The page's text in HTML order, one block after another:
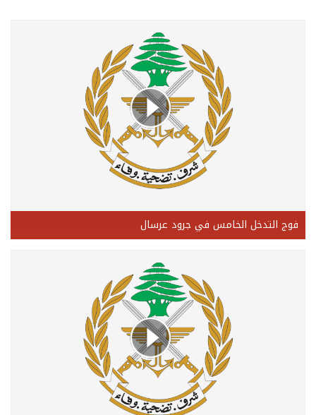
فوج التدخل الخامس في جرود عرسال